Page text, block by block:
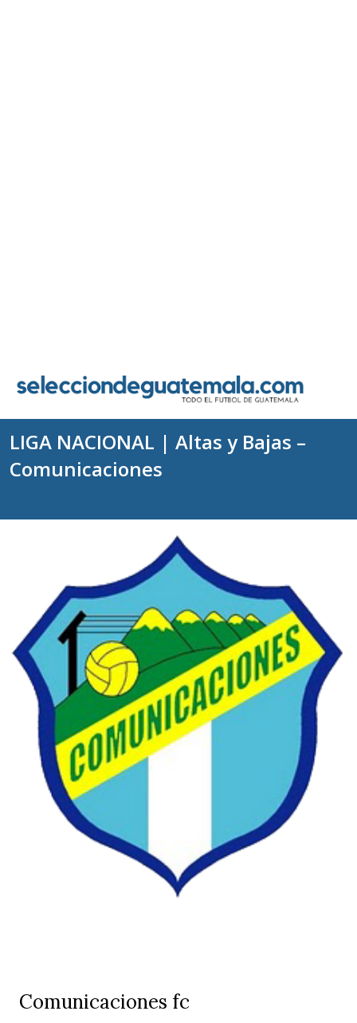
LIGA NACIONAL | Altas y Bajas –
Comunicaciones
Comunicaciones fc